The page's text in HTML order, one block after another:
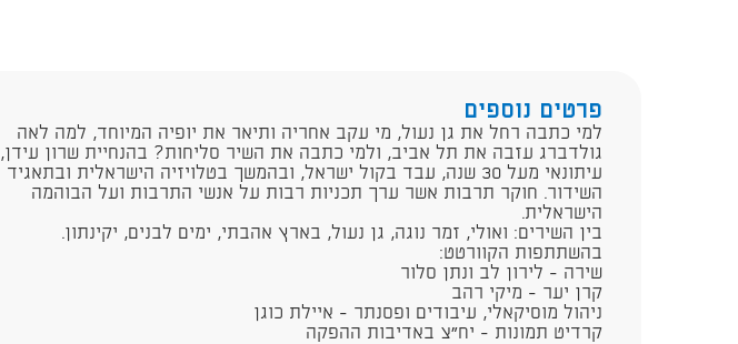
פרטים נוספים
למי כתבה רחל את גן נעול, מי עקב אחריה ותיאר את יופיה המיוחד, למה לאה
גולדברג עזבה את תל אביב, ולמי כתבה את השיר סליחות? בהנחיית שרון עידן,
עיתונאי מעל 30 שנה, עבד בקול ישראל, ובהמשך בטלויזיה הישראלית ובתאגיד
השידור. חוקר תרבות אשר ערך תכניות רבות על אנשי התרבות ועל הבוהמה
הישראלית.​
בין השירים: ואולי, זמר נוגה, גן נעול, בארץ אהבתי, ימים לבנים, יקינתון.
בהשתתפות הקוורטט:
שירה - לירון לב ונתן סלור
קרן יער - מיקי רהב
ניהול מוסיקאלי, עיבודים ופסנתר - איילת כוגן​
קרדיט תמונות - יח״צ באדיבות ההפקה​